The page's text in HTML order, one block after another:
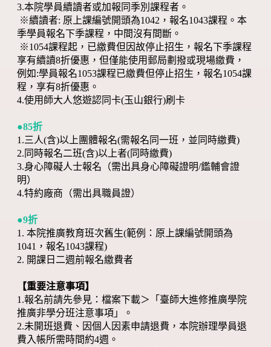
3.本院學員續讀者或加報同季別課程者。
※續讀者: 原上課編號開頭為1042，報名1043課程。本
季學員報名下季課程，中間沒有間斷。
※1054課程起，已繳費但因故停止招生，報名下季課程
享有續讀8折優惠，但僅能使用郵局劃撥或現場繳費，
例如:學員報名1053課程已繳費但停止招生，報名1054課
程，享有8折優惠。
4.使用師大人悠遊認同卡(玉山銀行)刷卡
●85折
1.三人(含)以上團體報名(需報名同一班，並同時繳費)
2.同時報名二班(含)以上者(同時繳費)
3.身心障礙人士報名（需出具身心障礙證明/鑑輔會證
明）
4.特約廠商（需出具職員證）
●9折
1. 本院推廣教育班次舊生(範例：原上課編號開頭為
1041，報名1043課程)
2. 開課日二週前報名繳費者
【重要注意事項】
1.報名前請先參見：檔案下載＞「臺師大進修推廣學院
推廣非學分班注意事項」。
2.未開班退費、因個人因素申請退費，本院辦理學員退
費入帳所需時間約4週。